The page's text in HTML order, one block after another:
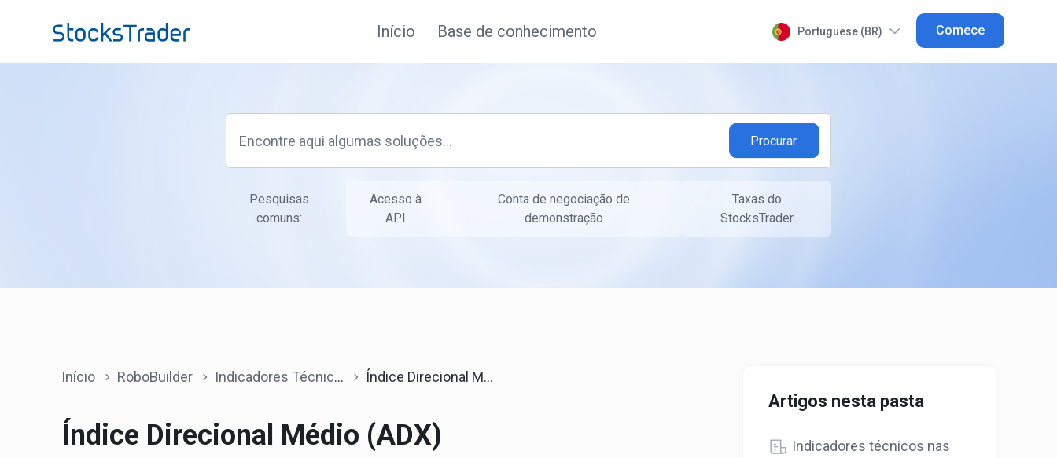
Início Base de conhecimento Portuguese (BR) Comece
Pesquisas
comuns:
Acesso à
API
Conta de negociação de
demonstração
Taxas do
StocksTrader
Início RoboBuilder Indicadores Técnicos Índice Direcional Médio (ADX)
Índice Direcional Médio (ADX)
Artigos nesta pasta
Indicadores técnicos nas